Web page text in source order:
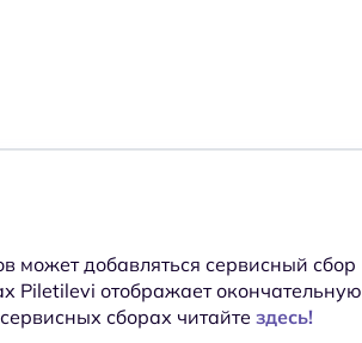
может добавляться сервисный сбор
Piletilevi отображает окончательную
сборах читайте здесь!